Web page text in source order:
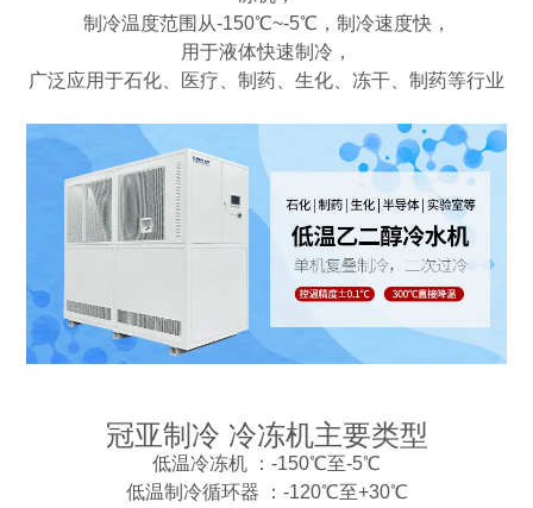
制冷温度范围从-150℃~-5℃，制冷速度快，
用于液体快速制冷，
广泛应用于石化、医疗、制药、生化、冻干、制药等行业
冠亚制冷 冷冻机主要类型
低温冷冻机 ：-150℃至-5℃
低温制冷循环器 ：-120℃至+30℃